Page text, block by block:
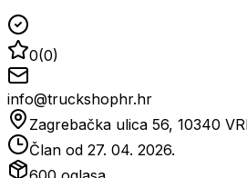
0(0)
info@truckshophr.hr
Zagrebačka ulica 56, 10340
Član od 27. 04. 2026.